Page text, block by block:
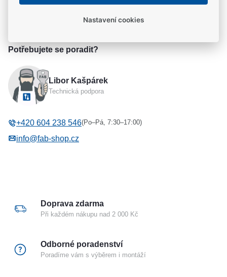
Moderní řada elektrických otvíračů se širokým
rozsahem výrobních provedení, která pokrývají
Výhody
• malá konstrukční velikost (šíře pouze 16 mm)
• širokorozsahová cívka
• šroubovací / plug-in konektor
• symetrický konstrukční tvar
Popis funkce
Je v poloze ODBLOKOVÁNO jen po dobu trvání
produktový list produktový list
Parametry a specifikace
Řada el. otevírače
Výrobce
Provedení el. otevírače
Potřebujete se poradit?
Libor Kašpárek
Technická podpora
+420 604 238 546(Po–Pá, 7:30–17:00)
info@fab-shop.cz
Doprava zdarma
Při každém nákupu nad 2 000 Kč
Odborné poradenství
Poradíme vám s výběrem i montáží
Nastavení cookies